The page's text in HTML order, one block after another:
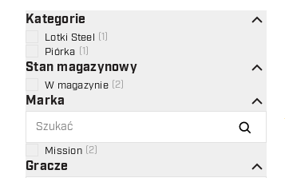
Kategorie
Lotki Steel 1
Piórka 1
Stan magazynowy
W magazynie 2
Marka
Mission 2
Gracze